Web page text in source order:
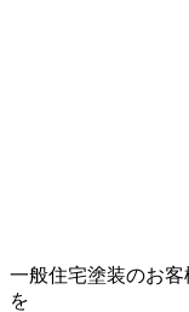
一般住宅塗装のお
を